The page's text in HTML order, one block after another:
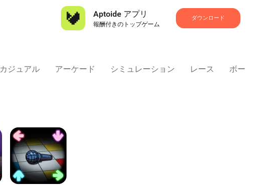
Aptoide アプリ
報酬付きのトップゲーム
ダウンロード
カジュアル アーケード シミュレーション レース ボード